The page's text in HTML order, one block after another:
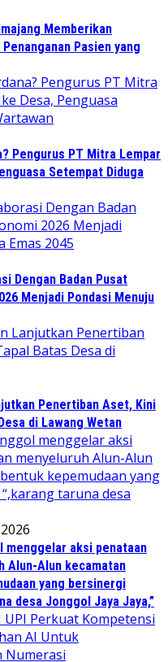
Memberikan
Pasien yang
Pengurus PT Mitra Lempar
Setempat Diduga
Dengan Badan Pusat
Menjadi Pondasi Menuju
Penertiban Aset, Kini
di Lawang Wetan
menggelar aksi penataan
Alun-Alun kecamatan
yang bersinergi
desa Jonggol Jaya Jaya,”